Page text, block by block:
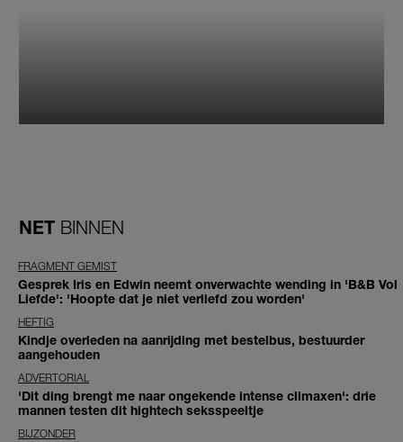
NET BINNEN
FRAGMENT GEMIST
Gesprek Iris en Edwin neemt onverwachte wending in 'B&B Vol
Liefde': 'Hoopte dat je niet verliefd zou worden'
HEFTIG
Kindje overleden na aanrijding met bestelbus, bestuurder
aangehouden
ADVERTORIAL
'Dit ding brengt me naar ongekende intense climaxen': drie
mannen testen dit hightech seksspeeltje
BIJZONDER